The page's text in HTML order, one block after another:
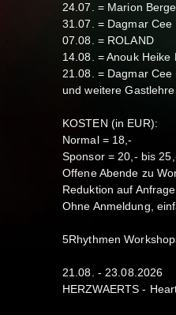
24.07. = Marion
31.07. = Dagmar Cee
07.08. = ROLAND
14.08. = Anouk Heike
21.08. = Dagmar
und weitere
KOSTEN (in EUR):
Normal = 18,-
Sponsor = 20,- bis
Offene Abende zu
Reduktion auf Anfrage
Ohne Anmeldung,
5Rhythmen
21.08. - 23.08.2026
HERZWAERTS -